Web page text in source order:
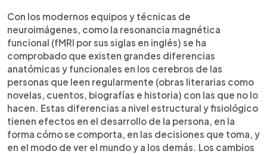
Con los modernos equipos y técnicas de
neuroimágenes, como la resonancia magnética
funcional (fMRI por sus siglas en inglés) se ha
comprobado que existen grandes diferencias
anatómicas y funcionales en los cerebros de las
personas que leen regularmente (obras literarias como
novelas, cuentos, biografías e historia) con las que no lo
hacen. Estas diferencias a nivel estructural y fisiológico
tienen efectos en el desarrollo de la persona, en la
forma cómo se comporta, en las decisiones que toma, y
en el modo de ver el mundo y a los demás. Los cambios